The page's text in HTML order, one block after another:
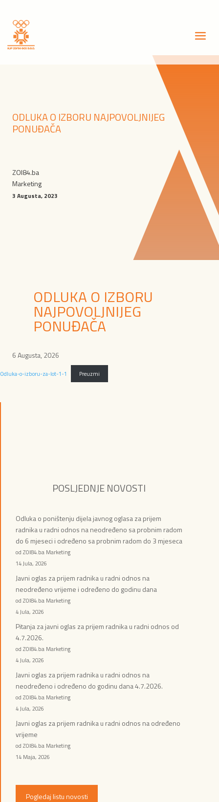
ODLUKA O IZBORU NAJPOVOLJNIJEG
PONUĐAČA
ZOI84.ba
Marketing
3 Augusta, 2023
ODLUKA O IZBORU
NAJPOVOLJNIJEG
PONUĐAČA
6 Augusta, 2026
Odluka-o-izboru-za-lot-1-1 Preuzmi
POSLJEDNJE NOVOSTI
Odluka o poništenju dijela javnog oglasa za prijem
radnika u radni odnos na neodređeno sa probnim radom
do 6 mjeseci i određeno sa probnim radom do 3 mjeseca
od ZOI84.ba Marketing
14 Jula, 2026
Javni oglas za prijem radnika u radni odnos na
neodređeno vrijeme i određeno do godinu dana
od ZOI84.ba Marketing
4 Jula, 2026
Pitanja za javni oglas za prijem radnika u radni odnos od
4.7.2026.
od ZOI84.ba Marketing
4 Jula, 2026
Javni oglas za prijem radnika u radni odnos na
neodređeno i određeno do godinu dana 4.7.2026.
od ZOI84.ba Marketing
4 Jula, 2026
Javni oglas za prijem radnika u radni odnos na određeno
vrijeme
od ZOI84.ba Marketing
14 Maja, 2026
Pogledaj listu novosti